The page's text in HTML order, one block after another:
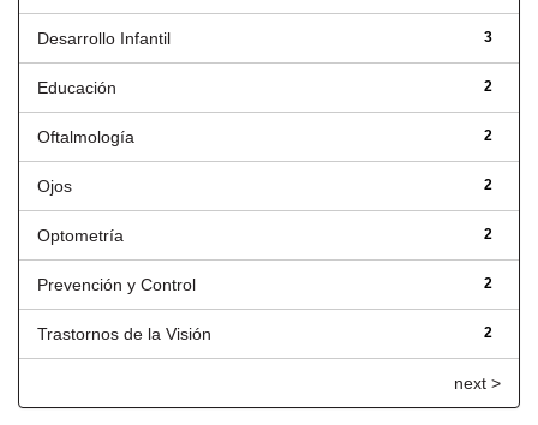
3
Desarrollo Infantil
2
Educación
2
Oftalmología
2
Ojos
2
Optometría
2
Prevención y Control
2
Trastornos de la Visión
next >